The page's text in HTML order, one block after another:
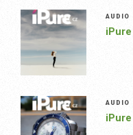
AUDIO
AUDIO